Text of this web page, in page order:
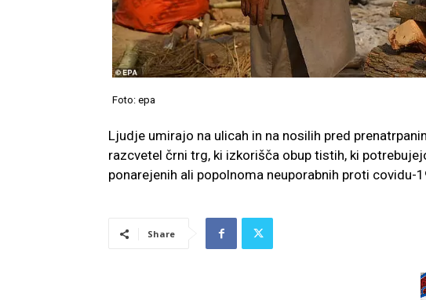
Foto: epa
Ljudje umirajo na ulicah in na nosilih pred
razcvetel črni trg, ki izkorišča obup tistih, ki
ponarejenih ali popolnoma neuporabnih proti covidu-
Share